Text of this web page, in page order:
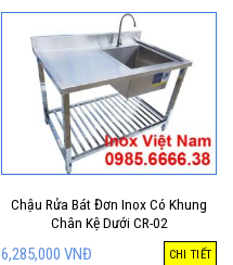
Chậu Rửa Bát Đơn Inox Có Khung
Chân Kệ Dưới CR-02
6,285,000 VNĐ CHI TIẾT